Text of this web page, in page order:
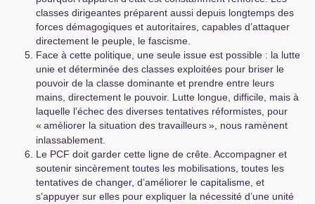
classes dirigeantes préparent aussi depuis longtemps des
forces démagogiques et autoritaires, capables d’attaquer
directement le peuple, le fascisme.
Face à cette politique, une seule issue est possible : la lutte
unie et déterminée des classes exploitées pour briser le
pouvoir de la classe dominante et prendre entre leurs
mains, directement le pouvoir. Lutte longue, difficile, mais à
laquelle l’échec des diverses tentatives réformistes, pour
« améliorer la situation des travailleurs», nous ramènent
inlassablement.
Le PCF doit garder cette ligne de crête. Accompagner et
soutenir sincèrement toutes les mobilisations, toutes les
tentatives de changer, d’améliorer le capitalisme, et
s’appuyer sur elles pour expliquer la nécessité d’une unité